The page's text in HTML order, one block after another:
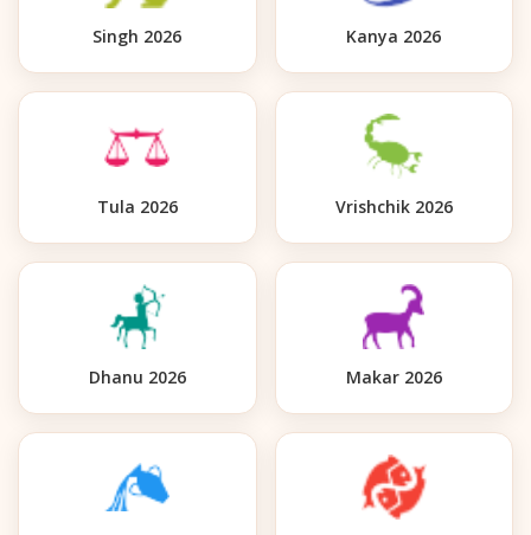
Singh 2026 Kanya 2026
Tula 2026 Vrishchik 2026
Dhanu 2026 Makar 2026